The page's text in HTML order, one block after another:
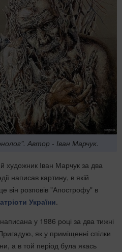
Автор - Іван Марчук.
художник Іван Марчук за два
написав картину, в якій
він розповів "Апострофу" в
України.
у 1986 році за два тижні
як у приміщенні спілки
а в той період була якась